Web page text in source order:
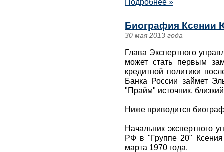
Подробнее »
Биография Ксении
30 мая 2013 года
Глава Экспертного
может стать первым
кредитной политики
Банка России займет
"Прайм" источник,
Ниже приводится
Начальник экспертного
РФ в "Группе 20"
марта 1970 года.